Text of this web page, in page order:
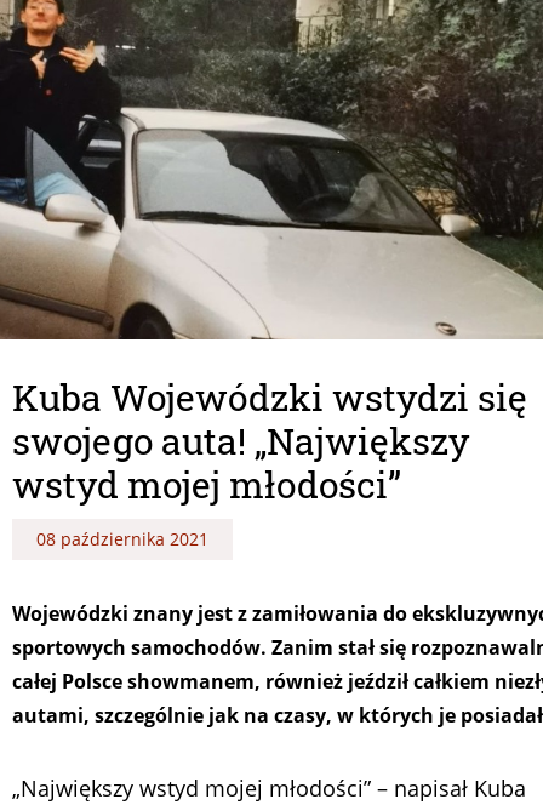
Kuba Wojewódzki wstydzi się
swojego auta! „Największy
wstyd mojej młodości”
08 października 2021
Wojewódzki znany jest z zamiłowania do
sportowych samochodów. Zanim stał się
całej Polsce showmanem, również jeździł całkiem
autami, szczególnie jak na czasy, w których je
„Największy wstyd mojej młodości” – napisał Kuba